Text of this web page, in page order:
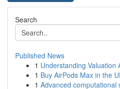
Search
Published News
1 Understanding Valuation
1 Buy AirPods Max in the
1 Advanced